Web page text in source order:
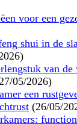
voor een
shui in de
van de
05/2026)
een
(26/05/